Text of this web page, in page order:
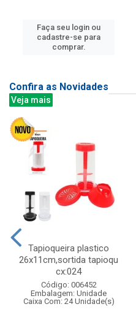
Faça seu login ou
cadastre-se para
comprar.
Confira as Novidades
Veja mais
Tapioqueira plastico
26x11cm,sortida tapioqu
cx:024
Código: 006452
Embalagem: Unidade
Caixa Com: 24 Unidade(s)